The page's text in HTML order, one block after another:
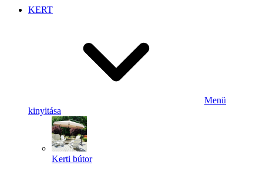
KERT
Menü
kinyitása
Kerti bútor